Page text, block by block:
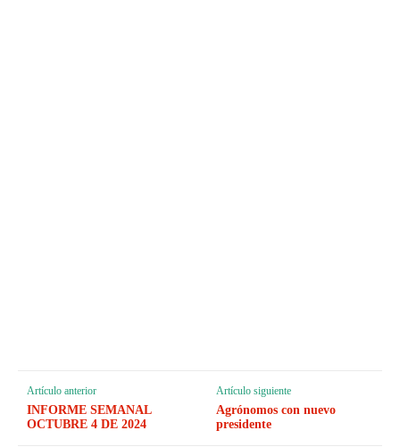
Artículo anterior
INFORME SEMANAL
OCTUBRE 4 DE 2024
Artículo siguiente
Agrónomos con nuevo
presidente